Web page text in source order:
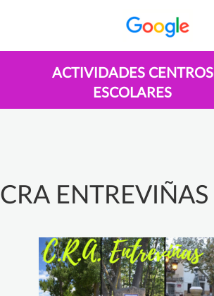
ACTIVIDADES CENTROS
ESCOLARES
CRA ENTREVIÑAS